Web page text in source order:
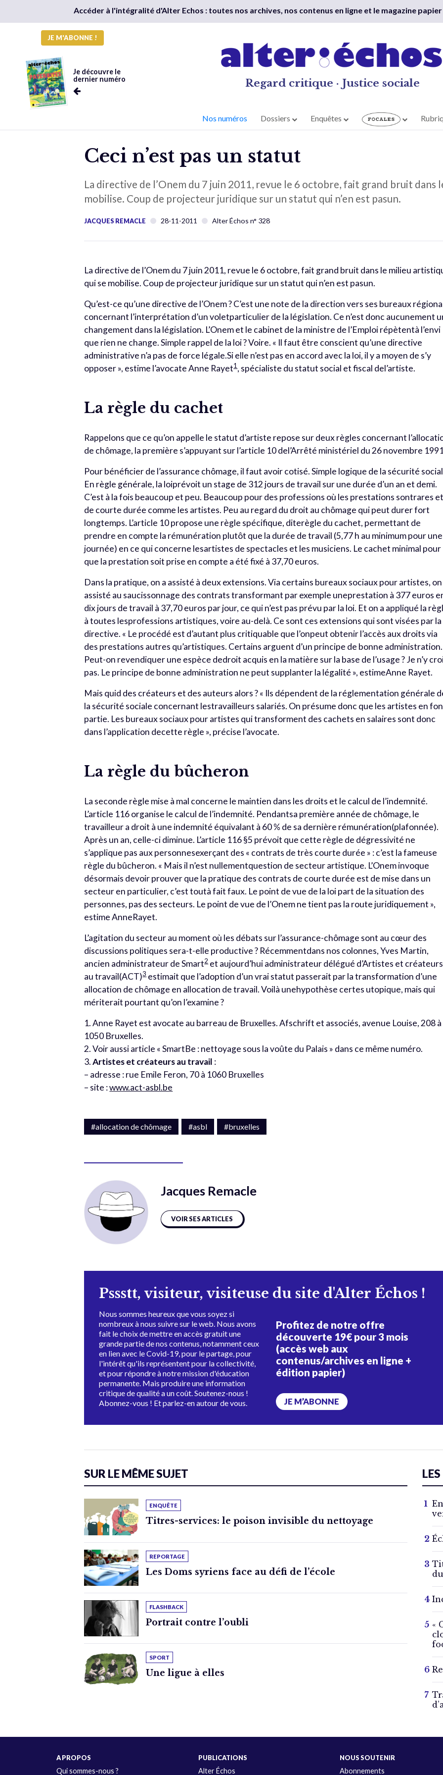
Accéder à l'intégralité d'Alter Echos : toutes nos archives, nos contenus en ligne et le magazine
JE M'ABONNE !
Je découvre le
dernier numéro
Regard critique · Justice sociale
Nos numéros Dossiers Enquêtes
Ceci n’est pas un statut
La directive de l’Onem du 7 juin 2011, revue le 6 octobre, fait grand bruit dans
mobilise. Coup de projecteur juridique sur un statut qui n’en est pasun.
JACQUES REMACLE 28-11-2011 Alter Échos n° 328
La directive de l’Onem du 7 juin 2011, revue le 6 octobre, fait grand bruit dans le milieu
qui se mobilise. Coup de projecteur juridique sur un statut qui n’en est pasun.
Qu’est-ce qu’une directive de l’Onem ? C’est une note de la direction vers ses bureaux
concernant l’interprétation d’un voletparticulier de la législation. Ce n’est donc aucunement
changement dans la législation. L’Onem et le cabinet de la ministre de l’Emploi répètentà l’envi
que rien ne change. Simple rappel de la loi ? Voire. « Il faut être conscient qu’une directive
administrative n’a pas de force légale.Si elle n’est pas en accord avec la loi, il y a moyen de s’y
opposer », estime l’avocate Anne Rayet1, spécialiste du statut social et fiscal del’artiste.
La règle du cachet
Rappelons que ce qu’on appelle le statut d’artiste repose sur deux règles concernant
de chômage, la première s’appuyant sur l’article 10 del’Arrêté ministériel du 26 novembre
Pour bénéficier de l’assurance chômage, il faut avoir cotisé. Simple logique de la sécurité
En règle générale, la loiprévoit un stage de 312 jours de travail sur une durée d’un an et demi.
C’est à la fois beaucoup et peu. Beaucoup pour des professions où les prestations sontrares
de courte durée comme les artistes. Peu au regard du droit au chômage qui peut durer fort
longtemps. L’article 10 propose une règle spécifique, diterègle du cachet, permettant de
prendre en compte la rémunération plutôt que la durée de travail (5,77 h au minimum pour une
journée) en ce qui concerne lesartistes de spectacles et les musiciens. Le cachet minimal pour
que la prestation soit prise en compte a été fixé à 37,70 euros.
Dans la pratique, on a assisté à deux extensions. Via certains bureaux sociaux pour artistes, on
assisté au saucissonnage des contrats transformant par exemple uneprestation à 377 euros
dix jours de travail à 37,70 euros par jour, ce qui n’est pas prévu par la loi. Et on a appliqué la
à toutes lesprofessions artistiques, voire au-delà. Ce sont ces extensions qui sont visées par la
directive. « Le procédé est d’autant plus critiquable que l’onpeut obtenir l’accès aux droits via
des prestations autres qu’artistiques. Certains arguent d’un principe de bonne administration.
Peut-on revendiquer une espèce dedroit acquis en la matière sur la base de l’usage ? Je n’y
pas. Le principe de bonne administration ne peut supplanter la légalité », estimeAnne Rayet.
Mais quid des créateurs et des auteurs alors ? « Ils dépendent de la réglementation générale
la sécurité sociale concernant lestravailleurs salariés. On présume donc que les artistes en
partie. Les bureaux sociaux pour artistes qui transforment des cachets en salaires sont donc
dans l’application decette règle », précise l’avocate.
La règle du bûcheron
La seconde règle mise à mal concerne le maintien dans les droits et le calcul de l’indemnité.
L’article 116 organise le calcul de l’indemnité. Pendantsa première année de chômage, le
travailleur a droit à une indemnité équivalant à 60 % de sa dernière rémunération(plafonnée).
Après un an, celle-ci diminue. L’article 116 §5 prévoit que cette règle de dégressivité ne
s’applique pas aux personnesexerçant des « contrats de très courte durée » : c’est la fameuse
règle du bûcheron. « Mais il n’est nullementquestion de secteur artistique. L’Onem invoque
désormais devoir prouver que la pratique des contrats de courte durée est de mise dans un
secteur en particulier, c’est toutà fait faux. Le point de vue de la loi part de la situation des
personnes, pas des secteurs. Le point de vue de l’Onem ne tient pas la route juridiquement »,
estime AnneRayet.
L’agitation du secteur au moment où les débats sur l’assurance-chômage sont au cœur des
discussions politiques sera-t-elle productive ? Récemmentdans nos colonnes, Yves Martin,
ancien administrateur de Smart2et aujourd’hui administrateur délégué d’Artistes et créateurs
au travail(ACT)3estimait que l’adoption d’un vrai statut passerait par la transformation d’une
allocation de chômage en allocation de travail. Voilà unehypothèse certes utopique, mais qui
mériterait pourtant qu’on l’examine ?
1. Anne Rayet est avocate au barreau de Bruxelles. Afschrift et associés, avenue Louise, 208 à
1050 Bruxelles.
2. Voir aussi article « SmartBe : nettoyage sous la voûte du Palais » dans ce même numéro.
3.Artistes et créateurs au travail :
– adresse : rue Emile Feron, 70 à 1060 Bruxelles
– site :www.act-asbl.be
#allocation de chômage #asbl #bruxelles
Jacques Remacle
VOIR SES ARTICLES
Pssstt, visiteur, visiteuse du site d'Alter Échos !
Nous sommes heureux que vous soyez si
nombreux à nous suivre sur le web. Nous avons
fait le choix de mettre en accès gratuit une
grande partie de nos contenus, notamment ceux
en lien avec le Covid-19, pour le partage, pour
l'intérêt qu'ils représentent pour la collectivité,
et pour répondre à notre mission d'éducation
permanente. Mais produire une information
critique de qualité a un coût. Soutenez-nous !
Abonnez-vous ! Et parlez-en autour de vous.
Profitez de notre offre
découverte 19€ pour 3 mois
(accès web aux
contenus/archives en ligne +
édition papier)
JE M’ABONNE
SUR LE MÊME SUJET
ENQUÊTE
Titres-services: le poison invisible du nettoyage
REPORTAGE
Les Doms syriens face au défi de l’école
FLASHBACK
Portrait contre l’oubli
SPORT
Une ligue à elles
«
A PROPOS
Qui sommes-nous ?
PUBLICATIONS
Alter Échos
NOUS SOUTENIR
Abonnements